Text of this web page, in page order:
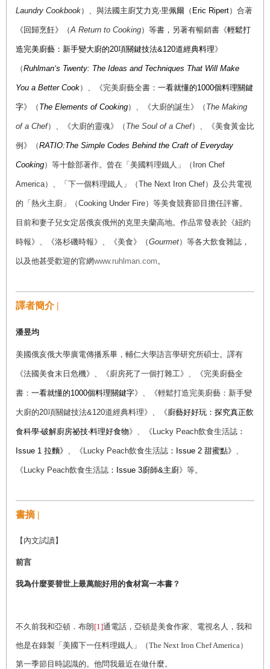
Laundry Cookbook）、與法國主廚艾力克‧里佩爾（ Eric Ripert） 合著
《回歸烹飪》（A Return to Cooking）等書，另著有暢銷書《輕鬆打
造完美廚藝： 新手變大廚的20項關鍵技法&120道經典料理》
（Ruhlman‘s Twenty: The Ideas and Techniques That Will Make
You a Better Cook）、《完美廚藝全書： 一看就懂的1000個料理關鍵
字》（ The Elements of Cooking）、《大廚的誕生》（ The Making
of a Chef）、《大廚的靈魂》（ The Soul of a Chef）、《美食黃金比
例》（RATIO:The Simple Codes Behind the Craft of Everyday
Cooking）等十餘部著作。曾在「美國料理鐵人」（Iron Chef
America）、「下一個料理鐵人」（The Next Iron Chef）及公共電視
的「熱火主廚」（Cooking Under Fire）等美食競賽節目擔任評審。
目前和妻子兒女定居俄亥俄州的克里夫蘭高地。作品常發表於《紐約
時報》、《洛杉磯時報》、《美食》（Gourmet）等各大飲食雜誌，
以及他甚受歡迎的官網www.ruhlman.com 。
譯者簡介 |
潘昱均
美國俄亥俄大學廣電傳播系畢，輔仁大學語言學研究所碩士。譯有
《法國美食末日危機》、《廚房死了一個打雜工》、《完美廚藝全
書： 一看就懂的1000個料理關鍵字》、《輕鬆打造完美廚藝：新手變
大廚的20項關鍵技法&120道經典料理》、《廚藝好好玩：探究真正飲
食科學‧破解廚房祕技‧料理好食物》、《Lucky Peach飲食生活誌 ：
Issue 1 拉麵》 、《Lucky Peach飲食生活誌 ：Issue 2 甜蜜點》
《Lucky Peach飲食生活誌 ：Issue 3廚師&主廚》等。
書摘 |
【內文試讀】
前言
我為什麼要替世上最萬能好用的食材寫一本書？
不久前我和亞頓．布朗[1]通電話，亞頓是美食作家、電視名人，我和
他是在錄製「美國下一任料理鐵人」（The Next Iron Chef America）
第一季節目時認識的。他問我最近在做什麼。